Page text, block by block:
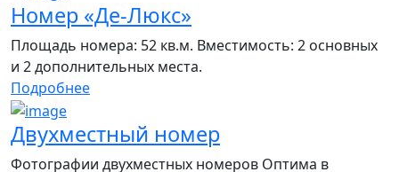
Номер «Де-Люкс»
Площадь номера: 52 кв.м. Вместимость: 2 основных
и 2 дополнительных места.
Подробнее
Двухместный номер
Фотографии двухместных номеров Оптима в